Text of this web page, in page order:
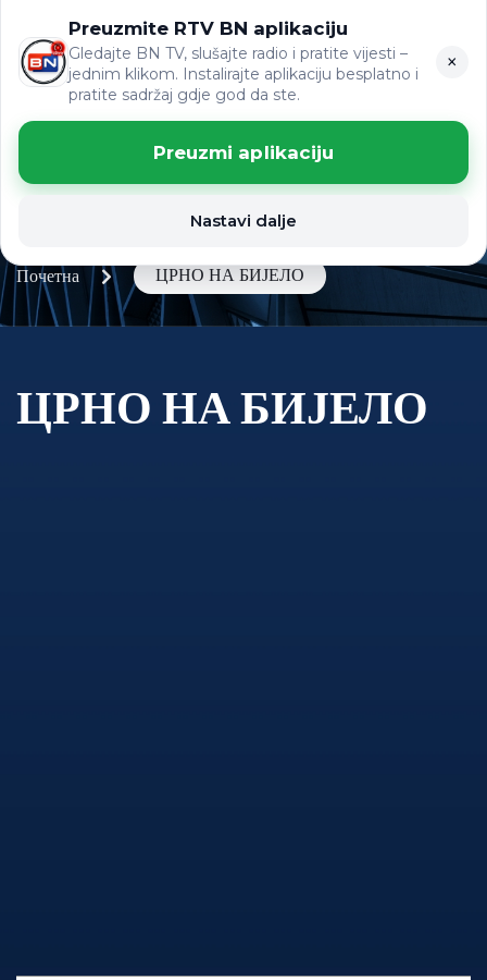
ВИЈЕСТИ LAT
Preuzmite RTV BN aplikaciju
Gledajte BN TV, slušajte radio i pratite vijesti –
jednim klikom. Instalirajte aplikaciju besplatno i
pratite sadržaj gdje god da ste.
×
Preuzmi aplikaciju
Nastavi dalje
Почетна ЦРНО НА БИЈЕЛО
ЦРНО НА БИЈЕЛО